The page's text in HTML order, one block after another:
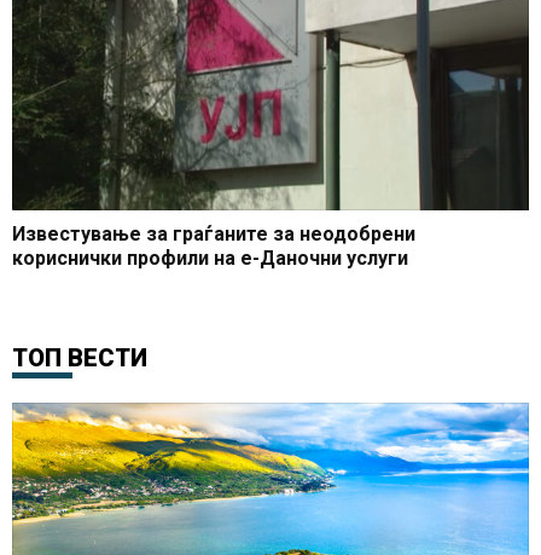
Известување за граѓаните за неодобрени
кориснички профили на е-Даночни услуги
ТОП ВЕСТИ